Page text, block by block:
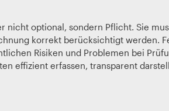
nicht optional, sondern Pflicht. Sie
korrekt berücksichtigt werden.
Risiken und Problemen bei
effizient erfassen, transparent